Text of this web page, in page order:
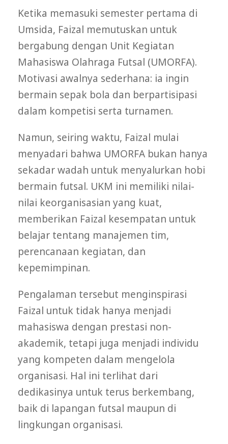
Ketika memasuki semester pertama di
Umsida, Faizal memutuskan untuk
bergabung dengan Unit Kegiatan
Mahasiswa Olahraga Futsal (UMORFA).
Motivasi awalnya sederhana: ia ingin
bermain sepak bola dan berpartisipasi
dalam kompetisi serta turnamen.
Namun, seiring waktu, Faizal mulai
menyadari bahwa UMORFA bukan hanya
sekadar wadah untuk menyalurkan hobi
bermain futsal. UKM ini memiliki nilai-
nilai keorganisasian yang kuat,
memberikan Faizal kesempatan untuk
belajar tentang manajemen tim,
perencanaan kegiatan, dan
kepemimpinan.
Pengalaman tersebut menginspirasi
Faizal untuk tidak hanya menjadi
mahasiswa dengan prestasi non-
akademik, tetapi juga menjadi individu
yang kompeten dalam mengelola
organisasi. Hal ini terlihat dari
dedikasinya untuk terus berkembang,
baik di lapangan futsal maupun di
lingkungan organisasi.